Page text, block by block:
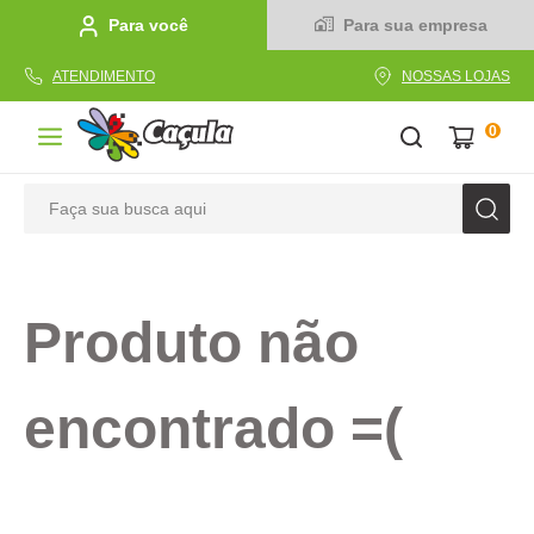
Para você Para sua empresa
ATENDIMENTO NOSSAS LOJAS
0
Produto não
encontrado =(
2º linha
4º tecido